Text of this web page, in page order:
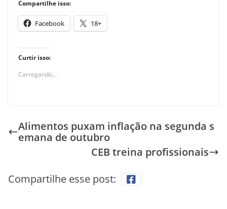
Compartilhe isso:
Facebook 18+
Curtir isso:
Carregando...
Alimentos puxam inflação na segunda s
emana de outubro
CEB treina profissionais
Compartilhe esse post: